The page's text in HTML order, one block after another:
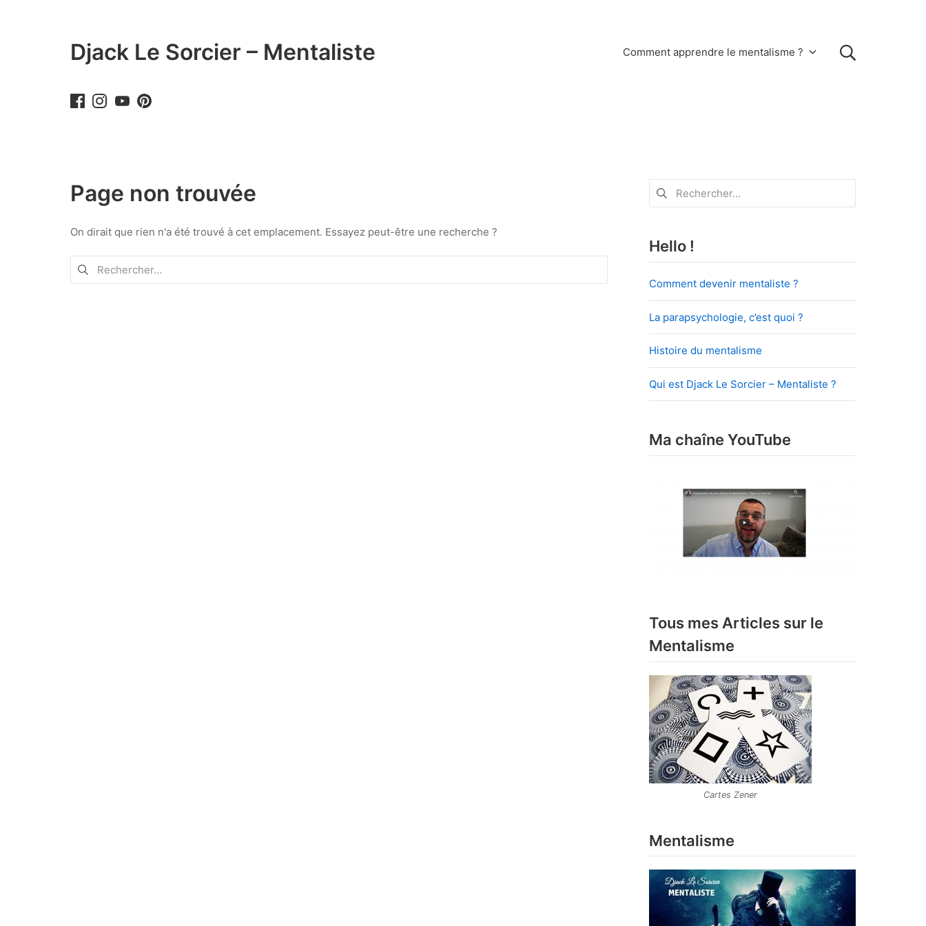
Djack Le Sorcier – Mentaliste Comment apprendre le mentalisme ?
Page non trouvée
On dirait que rien n'a été trouvé à cet emplacement. Essayez peut-être une recherche ?
Rechercher :
Rechercher :
Hello !
Comment devenir mentaliste ?
La parapsychologie, c’est quoi ?
Histoire du mentalisme
Qui est Djack Le Sorcier – Mentaliste ?
Ma chaîne YouTube
Tous mes Articles sur le
Mentalisme
Cartes Zener
Mentalisme